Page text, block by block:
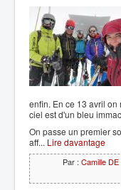
enfin. En ce 13 avril on
ciel est d'un bleu
On passe un premier
aff... Lire davantage
Par : Camille